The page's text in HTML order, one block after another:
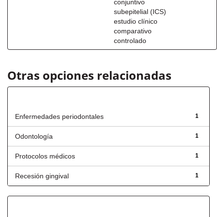
conjuntivo
subepitelial (ICS)
estudio clínico
comparativo
controlado
Otras opciones relacionadas
1
Enfermedades periodontales
1
Odontología
1
Protocolos médicos
1
Recesión gingival